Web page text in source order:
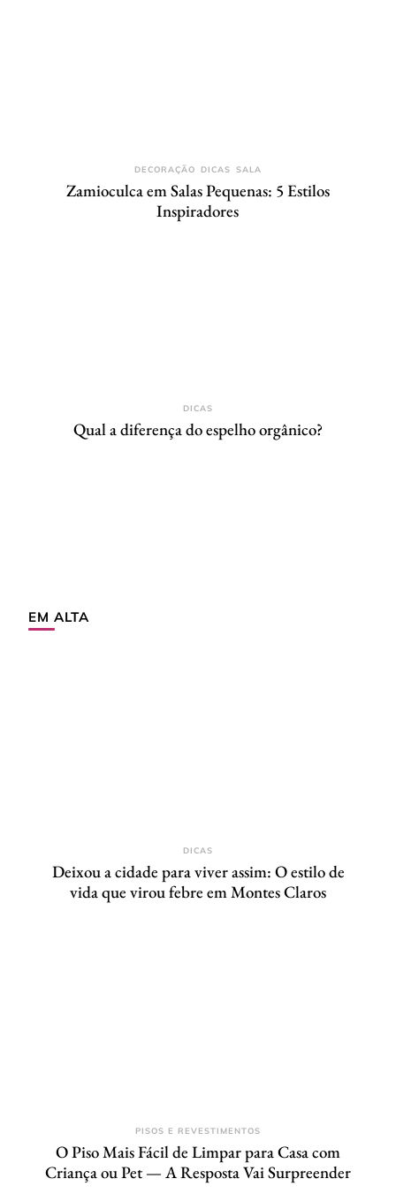
DECORAÇÃO DICAS SALA
Zamioculca em Salas Pequenas: 5 Estilos
Inspiradores
DICAS
Qual a diferença do espelho orgânico?
EM ALTA
DICAS
Deixou a cidade para viver assim: O estilo de
vida que virou febre em Montes Claros
PISOS E REVESTIMENTOS
O Piso Mais Fácil de Limpar para Casa com
Criança ou Pet — A Resposta Vai Surpreender